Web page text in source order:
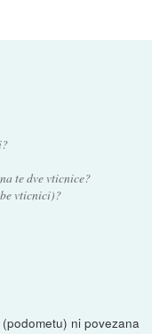
te dve vticnice?
vticnici)?
ni povezana